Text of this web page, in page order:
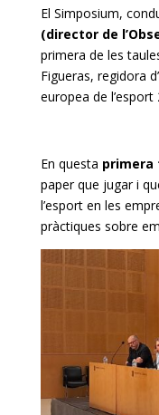
El Simposium,
(director de
primera de les
Figueras, regidora
europea de l’esport
En questa primera
paper que jugar i
l’esport en les
pràctiques sobre